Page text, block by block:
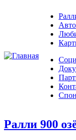
Ралли 900